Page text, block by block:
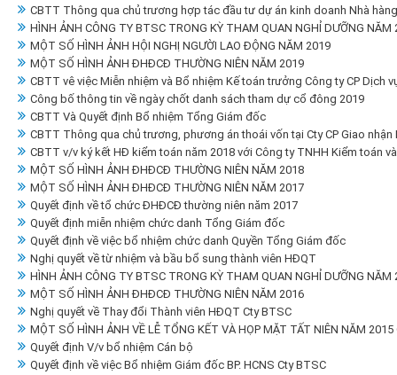
CBTT Thông qua chủ trương hợp tác đầu tư dự án kinh doanh Nhà
HÌNH ẢNH CÔNG TY BTSC TRONG KỲ THAM QUAN NGHỈ DƯỠNG NĂM
MỘT SỐ HÌNH ẢNH HỘI NGHỊ NGƯỜI LAO ĐỘNG NĂM 2019
MỘT SỐ HÌNH ẢNH ĐHĐCĐ THƯỜNG NIÊN NĂM 2019
CBTT vê việc Miễn nhiệm và Bổ nhiệm Kế toán trưởng Công ty CP Dịch
Công bố thông tin về ngày chốt danh sách tham dự cổ đông 2019
CBTT Và Quyết định Bổ nhiệm Tổng Giám đốc
CBTT Thông qua chủ trương, phương án thoái vốn tại Cty CP Giao nhận
CBTT v/v ký kết HĐ kiểm toán năm 2018 với Công ty TNHH Kiểm toán
MỘT SỐ HÌNH ẢNH ĐHĐCĐ THƯỜNG NIÊN NĂM 2018
MỘT SỐ HÌNH ẢNH ĐHĐCĐ THƯỜNG NIÊN NĂM 2017
Quyết định về tổ chức ĐHĐCĐ thường niên năm 2017
Quyết định miễn nhiệm chức danh Tổng Giám đốc
Quyết định về việc bổ nhiệm chức danh Quyền Tổng Giám đốc
Nghị quyết về từ nhiệm và bầu bổ sung thành viên HĐQT
HÌNH ẢNH CÔNG TY BTSC TRONG KỲ THAM QUAN NGHỈ DƯỠNG NĂM
MỘT SỐ HÌNH ẢNH ĐHĐCĐ THƯỜNG NIÊN NĂM 2016
Nghị quyết về Thay đổi Thành viên HĐQT Cty BTSC
MỘT SỐ HÌNH ẢNH VỀ LỄ TỔNG KẾT VÀ HỌP MẶT TẤT NIÊN NĂM
Quyết định V/v bổ nhiệm Cán bộ
Quyết định về việc Bổ nhiệm Giám đốc BP. HCNS Cty BTSC